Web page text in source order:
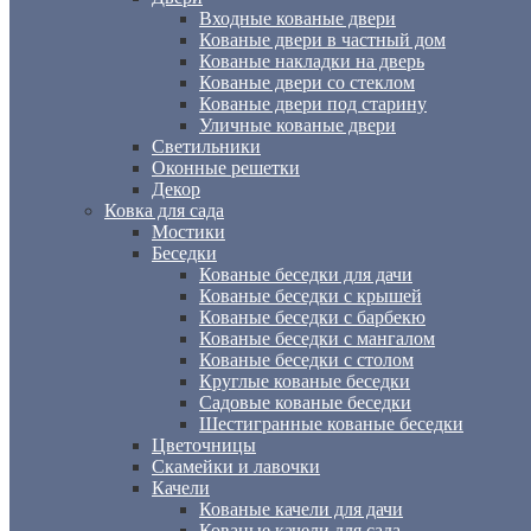
Входные кованые двери
Кованые двери в частный дом
Кованые накладки на дверь
Кованые двери со стеклом
Кованые двери под старину
Уличные кованые двери
Светильники
Оконные решетки
Декор
Ковка для сада
Мостики
Беседки
Кованые беседки для дачи
Кованые беседки с крышей
Кованые беседки c барбекю
Кованые беседки с мангалом
Кованые беседки с столом
Круглые кованые беседки
Садовые кованые беседки
Шестигранные кованые беседки
Цветочницы
Скамейки и лавочки
Качели
Кованые качели для дачи